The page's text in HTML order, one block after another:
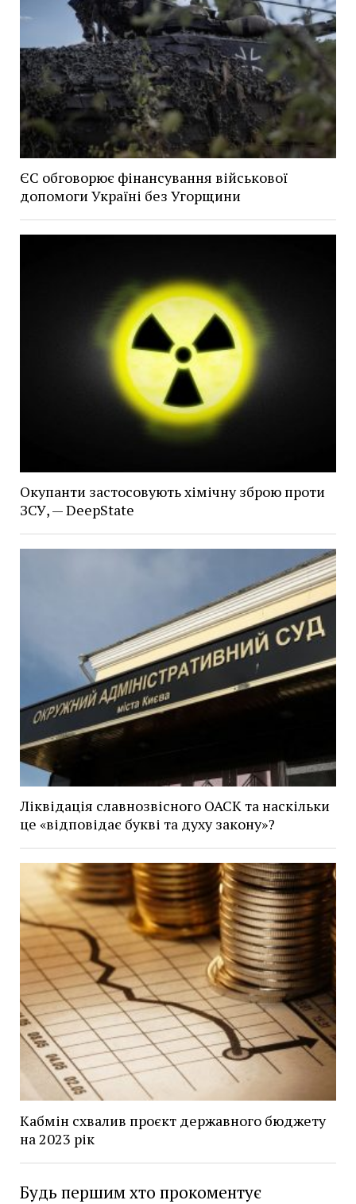
ЄС обговорює фінансування військової
допомоги Україні без Угорщини
Окупанти застосовують хімічну зброю проти
ЗСУ, — DeepState
Ліквідація славнозвісного ОАСК та наскільки
це «відповідає букві та духу закону»?
Кабмін схвалив проєкт державного бюджету
на 2023 рік
Будь першим хто прокоментує